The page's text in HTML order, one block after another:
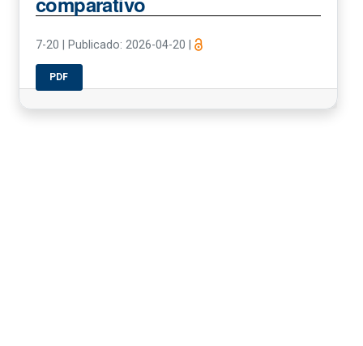
7-20 Publicado: 2026-04-20
PDF